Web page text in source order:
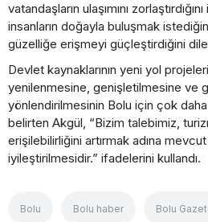
vatandaşların ulaşımını
insanların doğayla buluşmak
güzelliğe erişmeyi güçleştirdiğini
Devlet kaynaklarının yeni yol
yenilenmesine, genişletilmesine ve
yönlendirilmesinin Bolu için çok daha
belirten Akgül, “Bizim talebimiz,
erişilebilirliğini artırmak adına
iyileştirilmesidir.” ifadelerini kullandı.
Bolu Bolu haber Bolu